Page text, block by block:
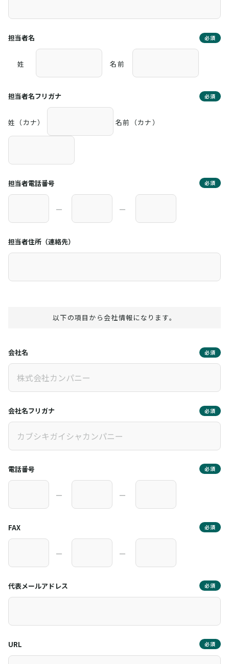
担当者名 必須
姓 名前
担当者名フリガナ 必須
姓（カナ） 名前（カナ）
担当者電話番号 必須
― ―
担当者住所（連絡先）
以下の項目から会社情報になります。
会社名 必須
会社名フリガナ 必須
電話番号 必須
― ―
FAX 必須
― ―
代表メールアドレス 必須
URL 必須